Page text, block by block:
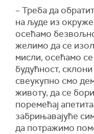
– Треба да
на људе из
осећамо
желимо да се
мисли, осећамо
будућност,
свеукупно смо
животу, да се
поремећај
забрињавајуће
да потражимо